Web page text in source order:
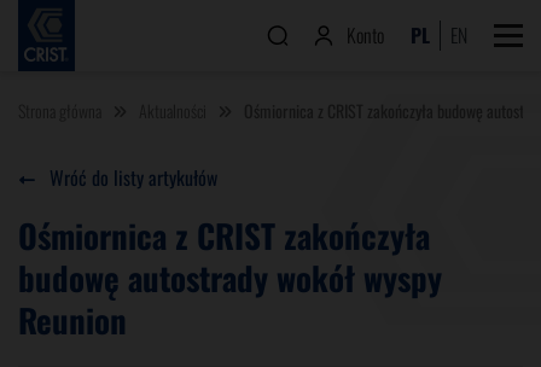
Konto PL EN
Ośmiornica z CRIST zakończyła
budowę autostrady wokół wyspy
Reunion
Wróć do listy artykułów